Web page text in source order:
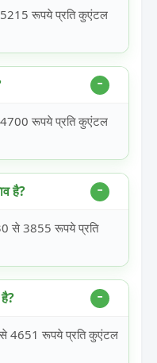
रूपये प्रति कुएंटल
रूपये प्रति कुएंटल
है?
से 3855 रूपये प्रति
से 4651 रूपये प्रति कुएंटल